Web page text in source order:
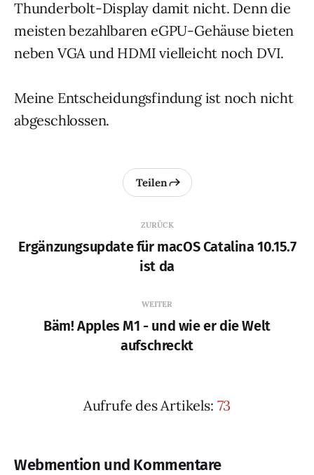
Thunderbolt-Display damit nicht. Denn die
meisten bezahlbaren eGPU-Gehäuse bieten
neben VGA und HDMI vielleicht noch DVI.
Meine Entscheidungsfindung ist noch nicht
abgeschlossen.
ZURÜCK
Ergänzungsupdate für macOS Catalina 10.15.7
ist da
Teilen
WEITER
Bäm! Apples M1 - und wie er die Welt
aufschreckt
Aufrufe des Artikels: 73
Webmention und Kommentare